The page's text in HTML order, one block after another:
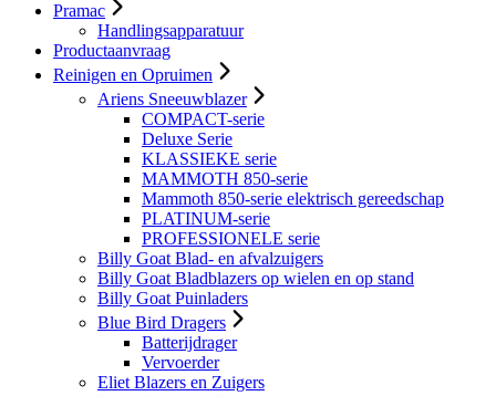
Pramac
Handlingsapparatuur
Productaanvraag
Reinigen en Opruimen
Ariens Sneeuwblazer
COMPACT-serie
Deluxe Serie
KLASSIEKE serie
MAMMOTH 850-serie
Mammoth 850-serie elektrisch gereedschap
PLATINUM-serie
PROFESSIONELE serie
Billy Goat Blad- en afvalzuigers
Billy Goat Bladblazers op wielen en op stand
Billy Goat Puinladers
Blue Bird Dragers
Batterijdrager
Vervoerder
Eliet Blazers en Zuigers